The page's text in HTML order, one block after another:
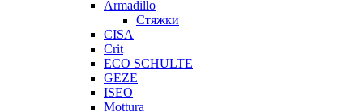
Armadillo
Стяжки
CISA
Crit
ECO SCHULTE
GEZE
ISEO
Mottura